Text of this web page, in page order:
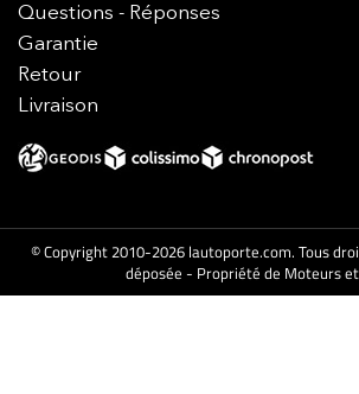
Questions - Réponses
Garantie
Retour
Livraison
© Copyright 2010-2026 lautoporte.com. Tous
déposée - Propriété de Moteurs